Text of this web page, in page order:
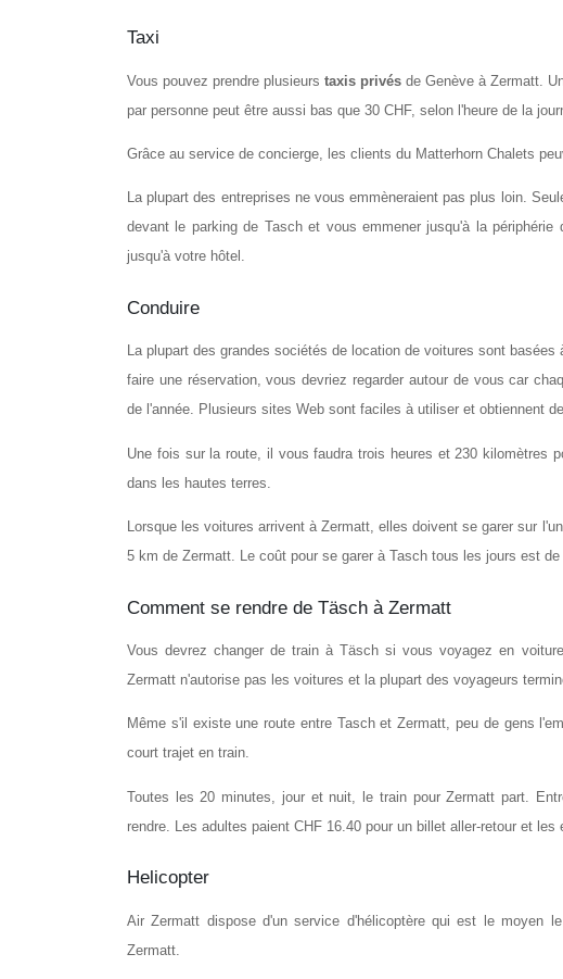
Taxi
Vous pouvez prendre plusieurs taxis privés de Genève à Zermatt.
par personne peut être aussi bas que 30 CHF, selon l'heure de la
Grâce au service de concierge, les clients du Matterhorn Chalets
La plupart des entreprises ne vous emmèneraient pas plus loin.
devant le parking de Tasch et vous emmener jusqu'à la périphérie
jusqu'à votre hôtel.
Conduire
La plupart des grandes sociétés de location de voitures sont
faire une réservation, vous devriez regarder autour de vous car
de l'année. Plusieurs sites Web sont faciles à utiliser et obtiennent
Une fois sur la route, il vous faudra trois heures et 230 kilomètres
dans les hautes terres.
Lorsque les voitures arrivent à Zermatt, elles doivent se garer sur
5 km de Zermatt. Le coût pour se garer à Tasch tous les jours est de
Comment se rendre de Täsch à Zermatt
Vous devrez changer de train à Täsch si vous voyagez en
Zermatt n'autorise pas les voitures et la plupart des voyageurs
Même s'il existe une route entre Tasch et Zermatt, peu de gens
court trajet en train.
Toutes les 20 minutes, jour et nuit, le train pour Zermatt part.
rendre. Les adultes paient CHF 16.40 pour un billet aller-retour et les
Helicopter
Air Zermatt dispose d'un service d'hélicoptère qui est le moyen
Zermatt.